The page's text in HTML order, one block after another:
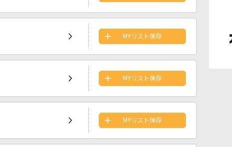
MYリスト保存
MYリスト保存
MYリスト保存